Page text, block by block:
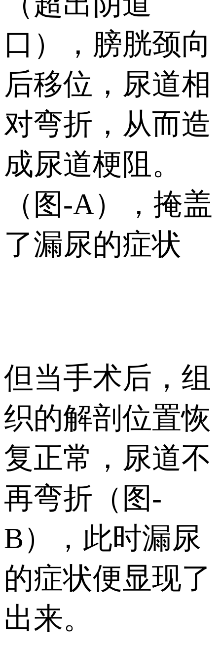
口），膀胱颈向
后移位，尿道相
对弯折，从而造
成尿道梗阻。
（图-A），掩盖
了漏尿的症状
但当手术后，组
织的解剖位置恢
复正常，尿道不
再弯折（图-
B），此时漏尿
的症状便显现了
出来。